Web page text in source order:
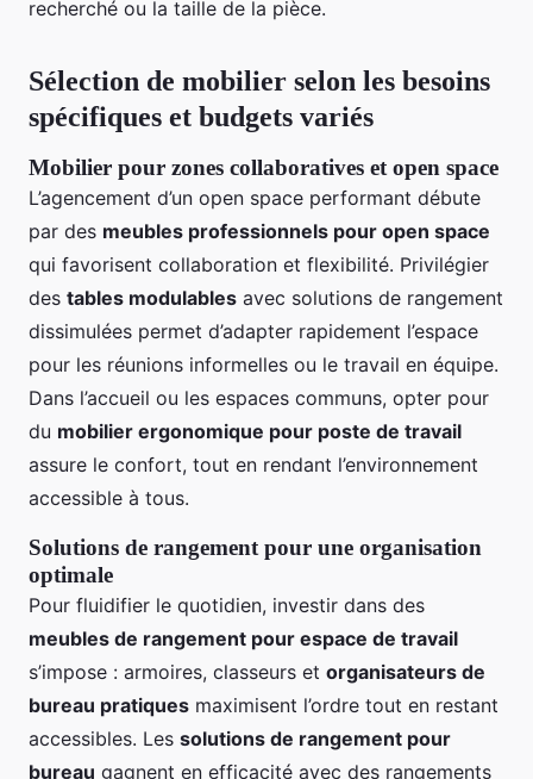
recherché ou la taille de la pièce.
Sélection de mobilier selon les besoins
spécifiques et budgets variés
Mobilier pour zones collaboratives et open space
L’agencement d’un open space performant débute
par des meubles professionnels pour open space
qui favorisent collaboration et flexibilité. Privilégier
des tables modulables avec solutions de rangement
dissimulées permet d’adapter rapidement l’espace
pour les réunions informelles ou le travail en équipe.
Dans l’accueil ou les espaces communs, opter pour
du mobilier ergonomique pour poste de travail
assure le confort, tout en rendant l’environnement
accessible à tous.
Solutions de rangement pour une organisation
optimale
Pour fluidifier le quotidien, investir dans des
meubles de rangement pour espace de travail
s’impose : armoires, classeurs et organisateurs de
bureau pratiques maximisent l’ordre tout en restant
accessibles. Les solutions de rangement pour
bureau gagnent en efficacité avec des rangements